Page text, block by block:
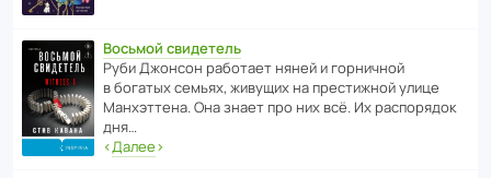
Восьмой свидетель
Руби Джонсон рабо­тает няней и горни­чной
в богатых семьях, живущих на прес­ти­жной улице
Манх­эт­тена. Она знает про них всё. Их распо­рядок
дня…
‹Далее›